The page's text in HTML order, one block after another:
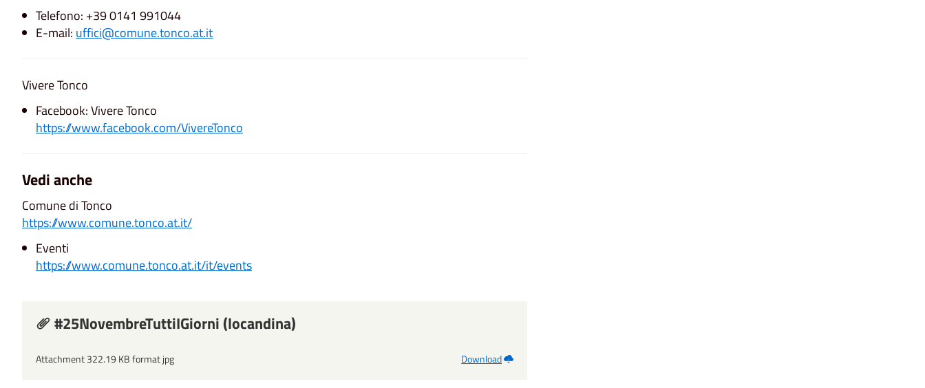
Telefono: +39 0141 991044
E-mail: uffici@comune.tonco.at.it
Vivere Tonco
Facebook: Vivere Tonco
https://www.facebook.com/VivereTonco
Vedi anche
Comune di Tonco
https://www.comune.tonco.at.it/
Eventi
https://www.comune.tonco.at.it/it/events
#25NovembreTuttiIGiorni (locandina)
Attachment 322.19 KB format jpg Download